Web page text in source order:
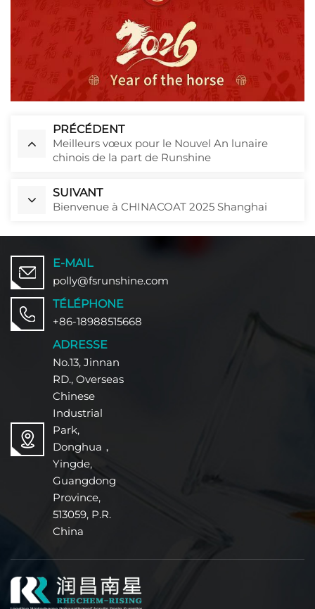
PRÉCÉDENT
Meilleurs vœux pour le Nouvel An lunaire
chinois de la part de Runshine
SUIVANT
Bienvenue à CHINACOAT 2025 Shanghai
E-MAIL
polly@fsrunshine.com
TÉLÉPHONE
+86-18988515668
ADRESSE
No.13, Jinnan
RD., Overseas
Chinese
Industrial
Park,
Donghua，
Yingde,
Guangdong
Province,
513059, P.R.
China